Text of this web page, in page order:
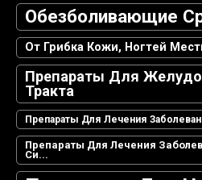
Обезболивающие
От Грибка Кожи, Ногтей
Препараты Для
Тракта
Препараты Для Лечения
Препараты Для Лечения
Си...